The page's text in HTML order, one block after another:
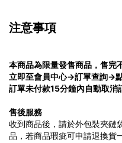
注意事項
本商品為限量發售商品，售完
立即至會員中心→訂單查詢→
訂單未付款15分鐘內自動取消
售後服務
收到商品後，請於外包裝夾鏈
品，若商品瑕疵可申請退換貨